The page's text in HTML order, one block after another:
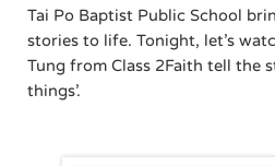
Tai Po Baptist Public School
stories to life. Tonight, let’s
Tung from Class 2Faith tell the
things’.